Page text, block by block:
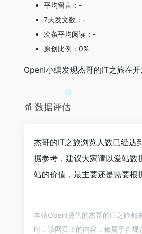
平均留言：-
7天发文数：-
次条平均阅读：-
原创比例：0%
OpenI小编发现杰哥的IT之旅在
数据评估
杰哥的IT之旅浏览人数已经达
据参考，建议大家请以爱站数
站的价值，最主要还是需要根
本站OpenI提供的杰哥的IT之旅都
时，该网页上的内容，都属于合